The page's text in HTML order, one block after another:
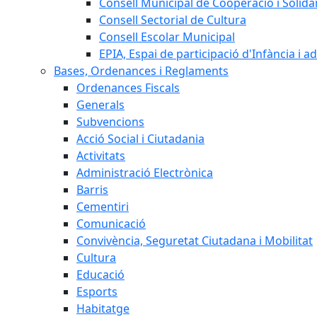
Consell Sectorial de Cultura
Consell Escolar Municipal
EPIA, Espai de participació d'Infància i
Bases, Ordenances i Reglaments
Ordenances Fiscals
Generals
Subvencions
Acció Social i Ciutadania
Activitats
Administració Electrònica
Barris
Cementiri
Comunicació
Convivència, Seguretat Ciutadana i Mobilitat
Cultura
Educació
Esports
Habitatge